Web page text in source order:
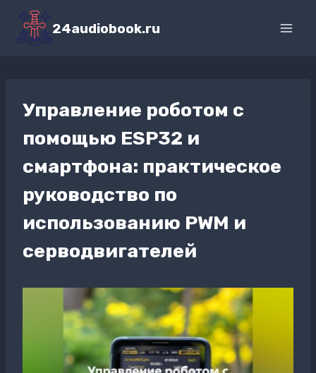
Перейти
содержимому
24audiobook.ru
Управление роботом с
помощью ESP32 и
смартфона: практическое
руководство по
использованию PWM и
серводвигателей